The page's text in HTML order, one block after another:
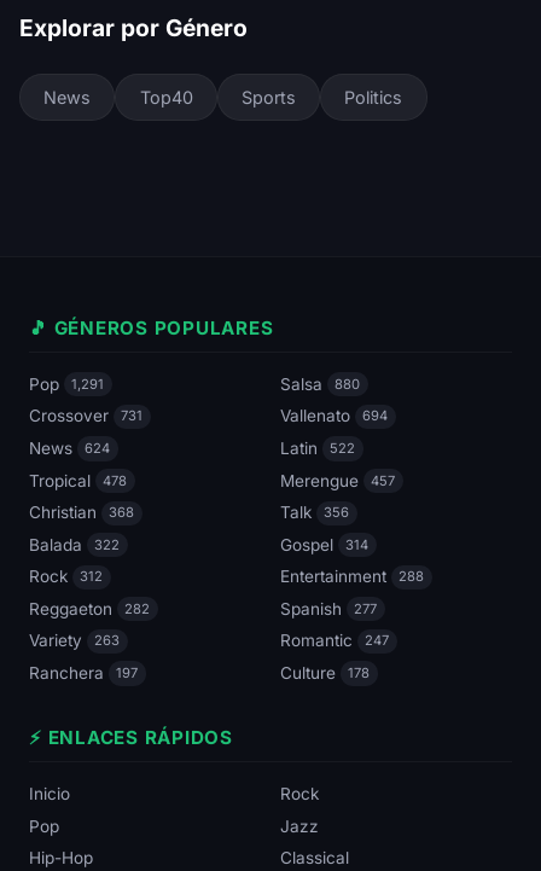
Explorar por Género
News Top40 Sports Politics
🎵 GÉNEROS POPULARES
Pop 1,291 Salsa 880
Crossover 731 Vallenato 694
News 624 Latin 522
Tropical 478 Merengue 457
Christian 368 Talk 356
Balada 322 Gospel 314
Rock 312 Entertainment 288
Reggaeton 282 Spanish 277
Variety 263 Romantic 247
Ranchera 197 Culture 178
⚡ ENLACES RÁPIDOS
Inicio
Rock
Pop
Jazz
Hip-Hop
Classical